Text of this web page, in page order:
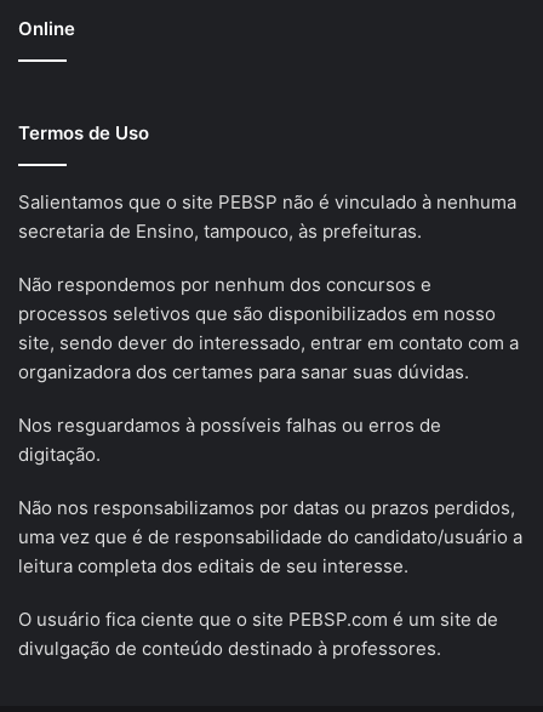
Online
Termos de Uso
Salientamos que o site PEBSP não é vinculado à nenhuma
secretaria de Ensino, tampouco, às prefeituras.
Não respondemos por nenhum dos concursos e
processos seletivos que são disponibilizados em nosso
site, sendo dever do interessado, entrar em contato com a
organizadora dos certames para sanar suas dúvidas.
Nos resguardamos à possíveis falhas ou erros de
digitação.
Não nos responsabilizamos por datas ou prazos perdidos,
uma vez que é de responsabilidade do candidato/usuário a
leitura completa dos editais de seu interesse.
O usuário fica ciente que o site PEBSP.com é um site de
divulgação de conteúdo destinado à professores.